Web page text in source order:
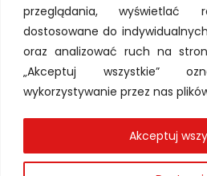
przeglądania,
dostosowane do
oraz analizować ruch na
„Akceptuj wszystkie”
wykorzystywanie przez nas
Akceptuj